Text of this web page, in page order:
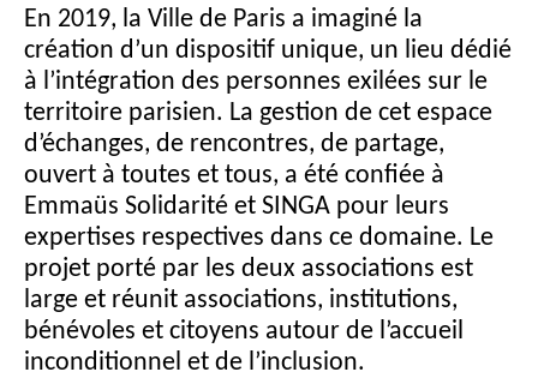
En 2019, la Ville de Paris a imaginé la
création d’un dispositif unique, un lieu dédié
à l’intégration des personnes exilées sur le
territoire parisien. La gestion de cet espace
d’échanges, de rencontres, de partage,
ouvert à toutes et tous, a été confiée à
Emmaüs Solidarité et SINGA pour leurs
expertises respectives dans ce domaine. Le
projet porté par les deux associations est
large et réunit associations, institutions,
bénévoles et citoyens autour de l’accueil
inconditionnel et de l’inclusion.